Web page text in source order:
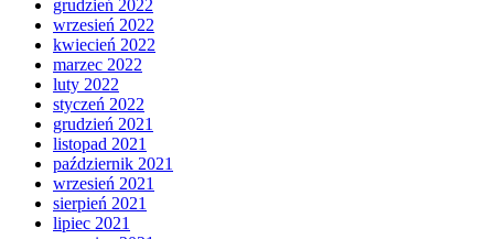
grudzień 2022
wrzesień 2022
kwiecień 2022
marzec 2022
luty 2022
styczeń 2022
grudzień 2021
listopad 2021
październik 2021
wrzesień 2021
sierpień 2021
lipiec 2021